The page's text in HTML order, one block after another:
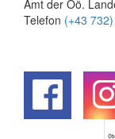
Amt der Oö.
Telefon (+43